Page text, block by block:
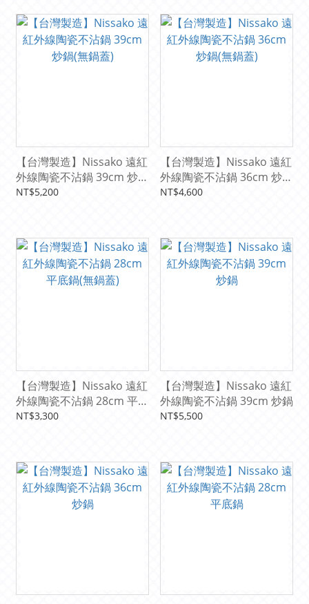
【台灣製造】Nissako 遠紅
外線陶瓷不沾鍋 39cm 炒鍋
(無鍋蓋)
NT$5,200
【台灣製造】Nissako 遠紅
外線陶瓷不沾鍋 36cm 炒鍋
(無鍋蓋)
NT$4,600
【台灣製造】Nissako 遠紅
外線陶瓷不沾鍋 28cm 平底
鍋(無鍋蓋)
NT$3,300
【台灣製造】Nissako 遠紅
外線陶瓷不沾鍋 39cm 炒鍋
NT$5,500